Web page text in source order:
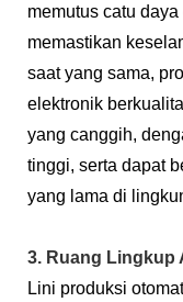
memutus catu
memastikan
saat yang sama,
elektronik
yang canggih,
tinggi, serta dapat
yang lama di
3. Ruang Lingkup
Lini produksi